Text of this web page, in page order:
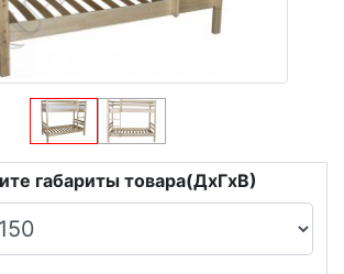
габариты товара(ДxГxВ)